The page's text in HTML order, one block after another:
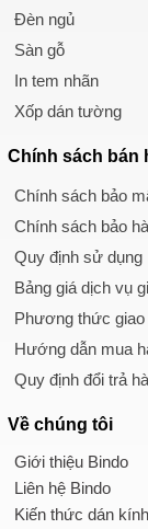
Đèn ngủ
Sàn gỗ
In tem nhãn
Xốp dán tường
Chính sách bán
Chính sách bảo
Chính sách bảo
Quy định sử dụng
Bảng giá dịch vụ
Phương thức giao
Hướng dẫn mua
Quy định đổi trả
Về chúng tôi
Giới thiệu Bindo
Liên hệ Bindo
Kiến thức dán kính